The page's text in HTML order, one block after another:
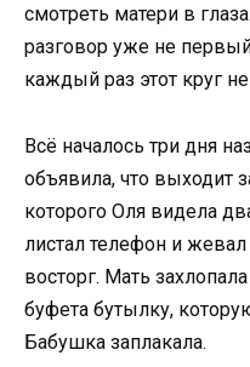
смотреть матери в
разговор уже не
каждый раз этот круг
Всё началось три дня
объявила, что выходит
которого Оля видела
листал телефон и
восторг. Мать
буфета бутылку,
Бабушка заплакала.